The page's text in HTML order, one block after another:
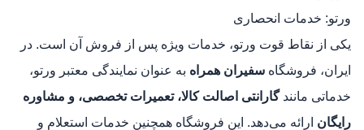
ورتو: خدمات انحصاری
یکی از نقاط قوت ورتو، خدمات ویژه پس از فروش آن است. در
ایران، فروشگاه سفیران همراه به عنوان نمایندگی معتبر ورتو،
خدماتی مانندگارانتی اصالت کالا، تعمیرات تخصصی، و مشاوره
رایگان ارائه می‌دهد. این فروشگاه همچنین خدمات استعلام و